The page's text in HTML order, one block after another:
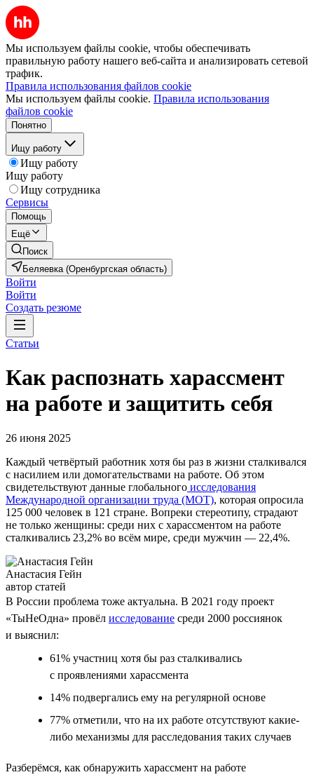
Мы используем файлы cookie, чтобы обеспечивать
правильную работу нашего веб-сайта и анализировать сетевой
трафик.
Правила использования файлов cookie
Мы используем файлы cookie. Правила использования
файлов cookie
Понятно
Ищу работу
Ищу работу
Ищу работу
Ищу сотрудника
Сервисы
Помощь
Ещё
Поиск
Беляевка (Оренбургская область)
Войти
Войти
Создать резюме
Статьи
Как распознать харассмент
на работе и защитить себя
26 июня 2025
Каждый четвёртый работник хотя бы раз в жизни сталкивался
с насилием или домогательствами на работе. Об этом
свидетельствуют данные глобального исследования
Международной организации труда (МОТ), которая опросила
125 000 человек в 121 стране. Вопреки стереотипу, страдают
не только женщины: среди них с харассментом на работе
сталкивались 23,2% во всём мире, среди мужчин — 22,4%.
Анастасия Гейн
автор статей
В России проблема тоже актуальна. В 2021 году проект
«ТыНеОдна» провёл исследование среди 2000 россиянок
и выяснил:
61% участниц хотя бы раз сталкивались
с проявлениями харассмента
14% подвергались ему на регулярной основе
77% отметили, что на их работе отсутствуют какие-
либо механизмы для расследования таких случаев
Разберёмся, как обнаружить харассмент на работе